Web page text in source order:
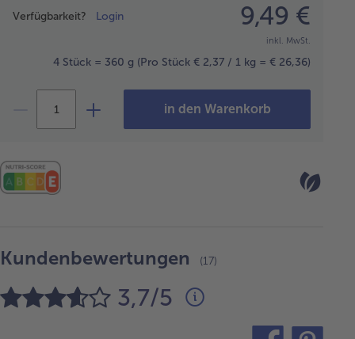
Verfügbarkeit? Login 9,49 €
inkl. MwSt.
4 Stück = 360 g (Pro Stück € 2,37 / 1 kg = € 26,36)
in den Warenkorb
Kundenbewertungen (17)
3,7/5
teilen